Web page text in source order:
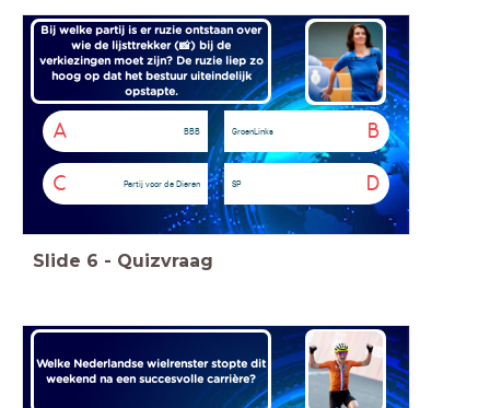
Bij welke partij is er ruzie ontstaan over
wie de lijsttrekker (📸) bij de
verkiezingen moet zijn? De ruzie liep zo
hoog op dat het bestuur uiteindelijk
opstapte.
A BBB B
GroenLinks
C Partij voor de Dieren D
SP
Slide 6 - Quizvraag
Welke Nederlandse wielrenster stopte dit
weekend na een succesvolle carrière?